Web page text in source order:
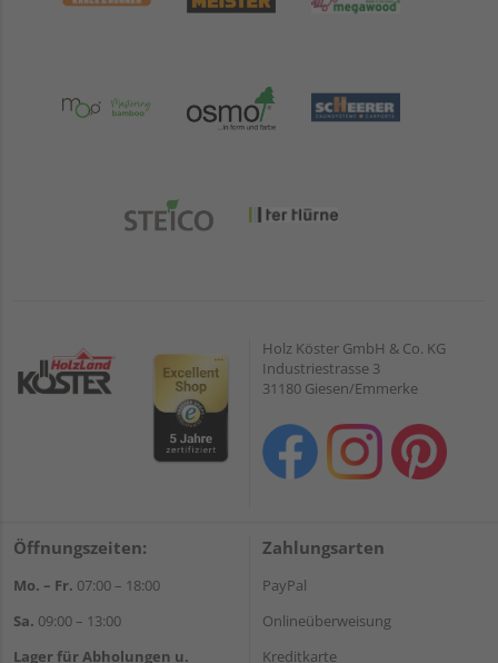
Holz Köster GmbH & Co. KG
Industriestrasse 3
31180 Giesen/Emmerke
Öffnungszeiten:
Mo. – Fr. 07:00 – 18:00
Sa. 09:00 – 13:00
Lager für Abholungen u.
Zahlungsarten
PayPal
Onlineüberweisung
Kreditkarte